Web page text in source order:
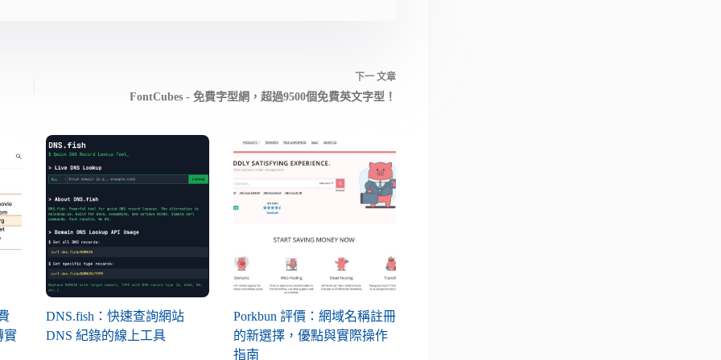
下一 文章
FontCubes - 免費字型網，超過9500個免費英文字型！
實
DNS.fish：快速查詢網站
DNS 紀錄的線上工具
Porkbun 評價：網域名稱註冊
的新選擇，優點與實際操作
指南